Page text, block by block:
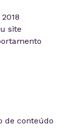
site
de conteúdo